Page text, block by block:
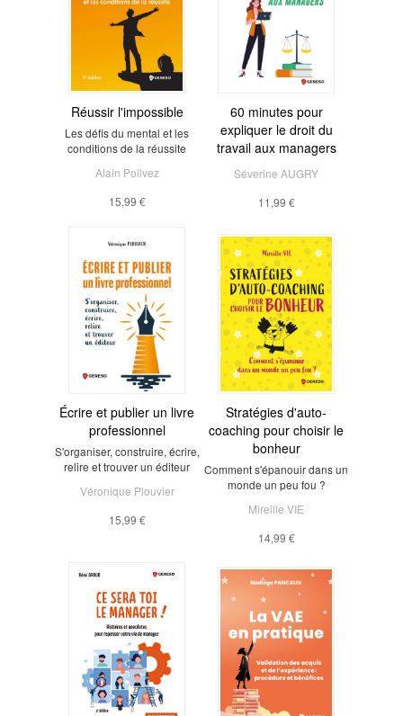
Réussir l'impossible
Les défis du mental et les
conditions de la réussite
Alain Poilvez
15,99 €
60 minutes pour
expliquer le droit du
travail aux managers
Séverine AUGRY
11,99 €
Écrire et publier un livre
professionnel
S'organiser, construire, écrire,
relire et trouver un éditeur
Véronique Plouvier
15,99 €
Stratégies d'auto-
coaching pour choisir le
bonheur
Comment s'épanouir dans un
monde un peu fou ?
Mireille VIE
14,99 €